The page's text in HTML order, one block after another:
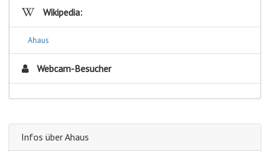
Wikipedia:
Ahaus
Webcam-Besucher
Infos über Ahaus